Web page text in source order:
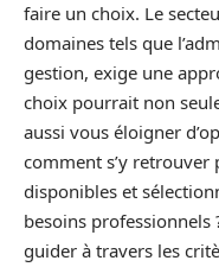
faire un choix. Le
domaines tels que
gestion, exige une
choix pourrait non
aussi vous éloigner
comment s’y
disponibles et
besoins professionnels
guider à travers les